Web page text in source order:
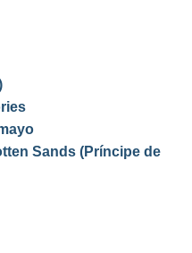
Sands (Príncipe de